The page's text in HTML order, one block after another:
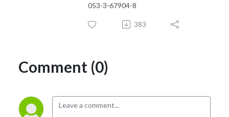
053-3-67904-8
383
Comment (0)